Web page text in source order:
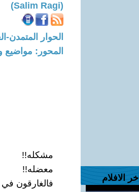
اخر الافلام
(Salim Ragi)
الحوار المتمدن-العدد: 8087 - 2024 /
المحور: مواضيع
مشكله!!
معضله!!
فالغارقون في